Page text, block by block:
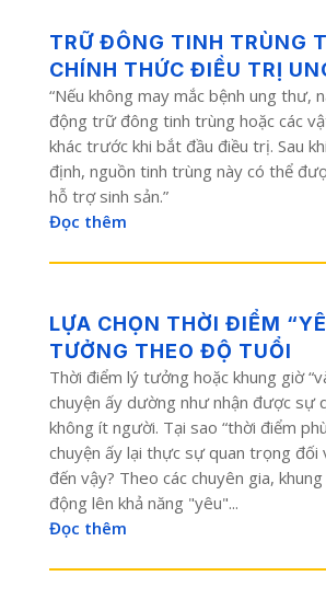
TRỮ ĐÔNG TINH TRÙNG
CHÍNH THỨC ĐIỀU TRỊ
“Nếu không may mắc bệnh ung thư,
động trữ đông tinh trùng hoặc các
khác trước khi bắt đầu điều trị. Sau
định, nguồn tinh trùng này có thể
hỗ trợ sinh sản.”
Đọc thêm
LỰA CHỌN THỜI ĐIỂM
TƯỞNG THEO ĐỘ TUỔI
Thời điểm lý tưởng hoặc khung giờ
chuyện ấy dường như nhận được sự
không ít người. Tại sao “thời điểm
chuyện ấy lại thực sự quan trọng đối
đến vậy? Theo các chuyên gia,
động lên khả năng "yêu"...
Đọc thêm